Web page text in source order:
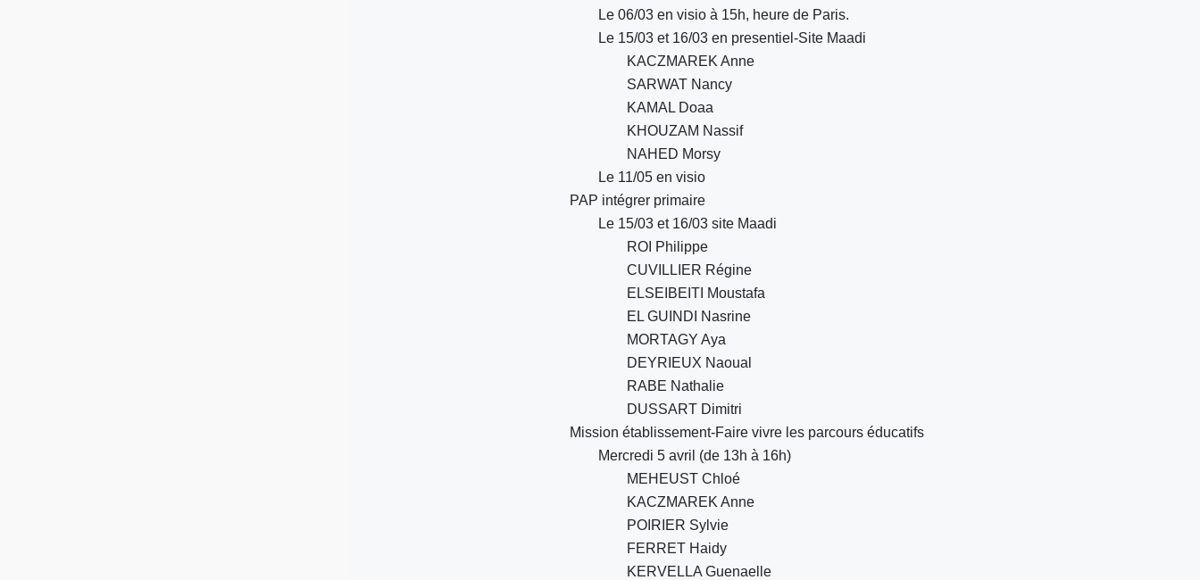
Le 06/03 en visio à 15h, heure de Paris.
Le 15/03 et 16/03 en presentiel-Site Maadi
KACZMAREK Anne
SARWAT Nancy
KAMAL Doaa
KHOUZAM Nassif
NAHED Morsy
Le 11/05 en visio
PAP intégrer primaire
Le 15/03 et 16/03 site Maadi
ROI Philippe
CUVILLIER Régine
ELSEIBEITI Moustafa
EL GUINDI Nasrine
MORTAGY Aya
DEYRIEUX Naoual
RABE Nathalie
DUSSART Dimitri
Mission établissement-Faire vivre les parcours éducatifs
Mercredi 5 avril (de 13h à 16h)
MEHEUST Chloé
KACZMAREK Anne
POIRIER Sylvie
FERRET Haidy
KERVELLA Guenaelle